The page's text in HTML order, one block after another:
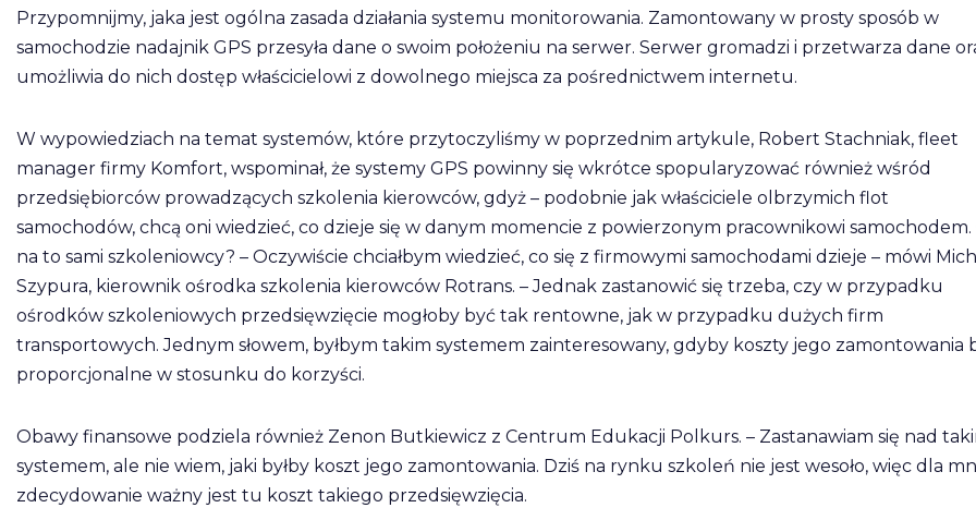
Przypomnijmy, jaka jest ogólna zasada działania systemu monitorowania. Zamontowany w prosty sposób w
samochodzie nadajnik GPS przesyła dane o swoim położeniu na serwer. Serwer gromadzi i przetwarza dane
umożliwia do nich dostęp właścicielowi z dowolnego miejsca za pośrednictwem internetu.
W wypowiedziach na temat systemów, które przytoczyliśmy w poprzednim artykule, Robert Stachniak, fleet
manager firmy Komfort, wspominał, że systemy GPS powinny się wkrótce spopularyzować również wśród
przedsiębiorców prowadzących szkolenia kierowców, gdyż – podobnie jak właściciele olbrzymich flot
samochodów, chcą oni wiedzieć, co dzieje się w danym momencie z powierzonym pracownikowi samochodem.
na to sami szkoleniowcy? – Oczywiście chciałbym wiedzieć, co się z firmowymi samochodami dzieje – mówi
Szypura, kierownik ośrodka szkolenia kierowców Rotrans. – Jednak zastanowić się trzeba, czy w przypadku
ośrodków szkoleniowych przedsięwzięcie mogłoby być tak rentowne, jak w przypadku dużych firm
transportowych. Jednym słowem, byłbym takim systemem zainteresowany, gdyby koszty jego zamontowania
proporcjonalne w stosunku do korzyści.
Obawy finansowe podziela również Zenon Butkiewicz z Centrum Edukacji Polkurs. – Zastanawiam się nad
systemem, ale nie wiem, jaki byłby koszt jego zamontowania. Dziś na rynku szkoleń nie jest wesoło, więc dla
zdecydowanie ważny jest tu koszt takiego przedsięwzięcia.